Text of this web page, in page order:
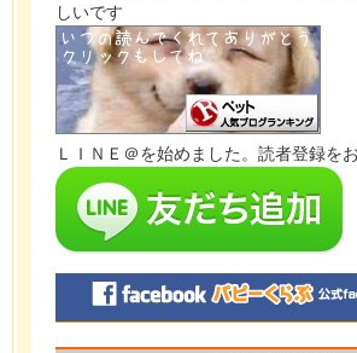
しいです
ＬＩＮＥ＠を始めました。読者登録を